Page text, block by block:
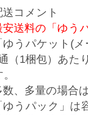
コメント
送料の「ゆう
ゆうパケット(
（1梱包）あた
、多量の場合
ゆうパック」は